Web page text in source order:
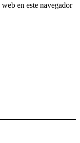
en este navegador